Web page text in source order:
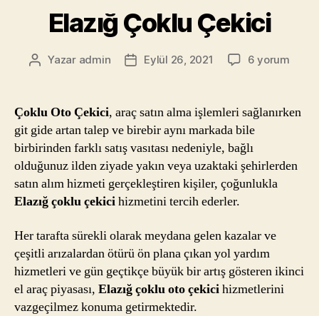
Elazığ Çoklu Çekici
Yazının
Yazar admin
YazıEylül 26, 2021
Elazığ
için
6 yorum
Çoklu Oto Çekici, araç satın alma işlemleri sağlanırken
git gide artan talep ve birebir aynı markada bile
birbirinden farklı satış vasıtası nedeniyle, bağlı
olduğunuz ilden ziyade yakın veya uzaktaki şehirlerden
satın alım hizmeti gerçekleştiren kişiler, çoğunlukla
Elazığ çoklu çekicihizmetini tercih ederler.
Her tarafta sürekli olarak meydana gelen kazalar ve
çeşitli arızalardan ötürü ön plana çıkan yol yardım
hizmetleri ve gün geçtikçe büyük bir artış gösteren ikinci
el araç piyasası, Elazığ çoklu oto çekicihizmetlerini
vazgeçilmez konuma getirmektedir.